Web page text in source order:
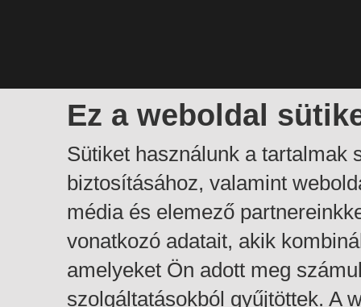
Ez a weboldal
Sütiket használunk a tartalmak
biztosításához, valamint
média és elemező
vonatkozó adatait, akik
amelyeket Ön adott meg
szolgáltatásokból gyűjtöttek. A